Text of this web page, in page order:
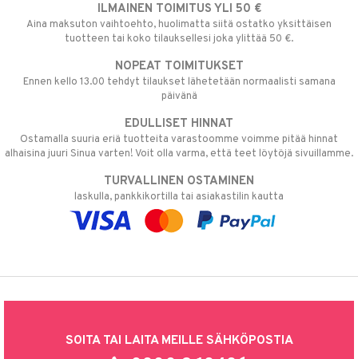
ILMAINEN TOIMITUS YLI 50 €
Aina maksuton vaihtoehto, huolimatta siitä ostatko yksittäisen
tuotteen tai koko tilauksellesi joka ylittää 50 €.
NOPEAT TOIMITUKSET
Ennen kello 13.00 tehdyt tilaukset lähetetään normaalisti samana
päivänä
EDULLISET HINNAT
Ostamalla suuria eriä tuotteita varastoomme voimme pitää hinnat
alhaisina juuri Sinua varten! Voit olla varma, että teet löytöjä sivuillamme.
TURVALLINEN OSTAMINEN
laskulla, pankkikortilla tai asiakastilin kautta
SOITA TAI LAITA MEILLE SÄHKÖPOSTIA